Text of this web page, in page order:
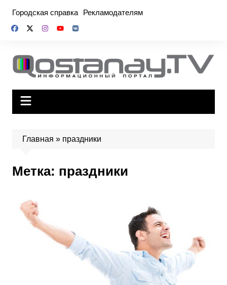
содержимому
Городская справка Рекламодателям
Главная » праздники
Метка: праздники